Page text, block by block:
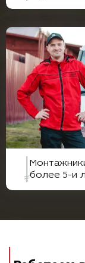
более 5-и